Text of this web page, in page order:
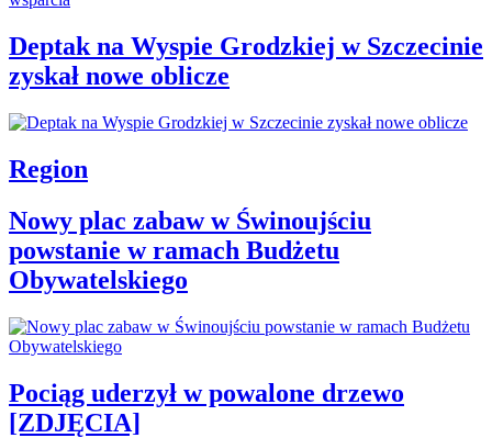
Deptak na Wyspie Grodzkiej w Szczecinie
zyskał nowe oblicze
Region
Nowy plac zabaw w Świnoujściu
powstanie w ramach Budżetu
Obywatelskiego
Pociąg uderzył w powalone drzewo
[ZDJĘCIA]